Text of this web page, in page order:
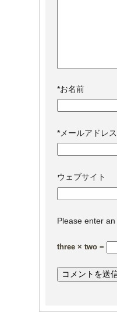
*お名前
* メールアドレ
ウェブサイト
Please enter
three × two =